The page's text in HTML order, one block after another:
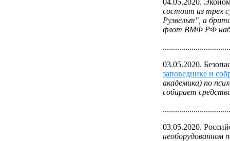
состоит из трех
Рузвельт", а
флот ВМФ РФ
03.05.2020.
заповеднике и
академика) по
собирает
03.05.2020.
необорудованном